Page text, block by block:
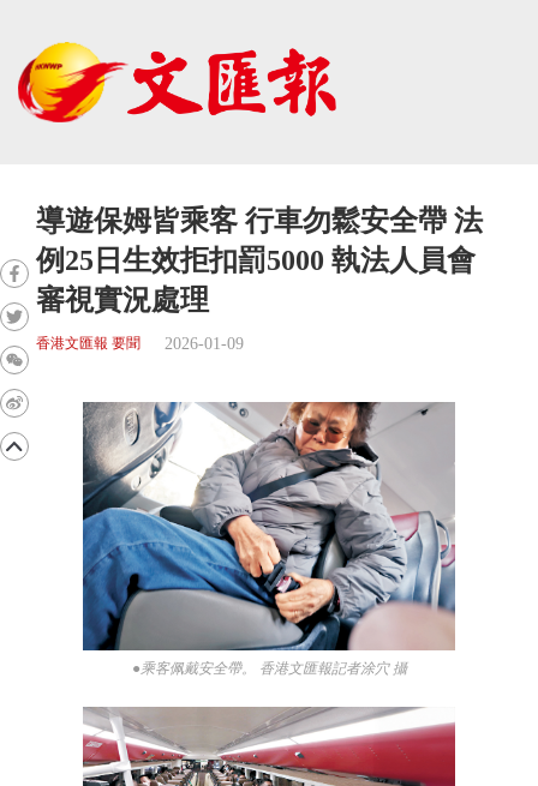
導遊保姆皆乘客 行車勿鬆安全帶 法
例25日生效拒扣罰5000 執法人員會
審視實況處理
香港文匯報 要聞 2026-01-09
●乘客佩戴安全帶。 香港文匯報記者涂穴 攝